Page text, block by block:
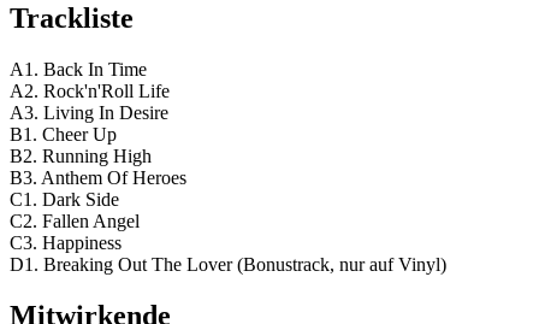
Trackliste
A1. Back In Time
A2. Rock'n'Roll Life
A3. Living In Desire
B1. Cheer Up
B2. Running High
B3. Anthem Of Heroes
C1. Dark Side
C2. Fallen Angel
C3. Happiness
D1. Breaking Out The Lover (Bonustrack, nur auf Vinyl)
Mitwirkende